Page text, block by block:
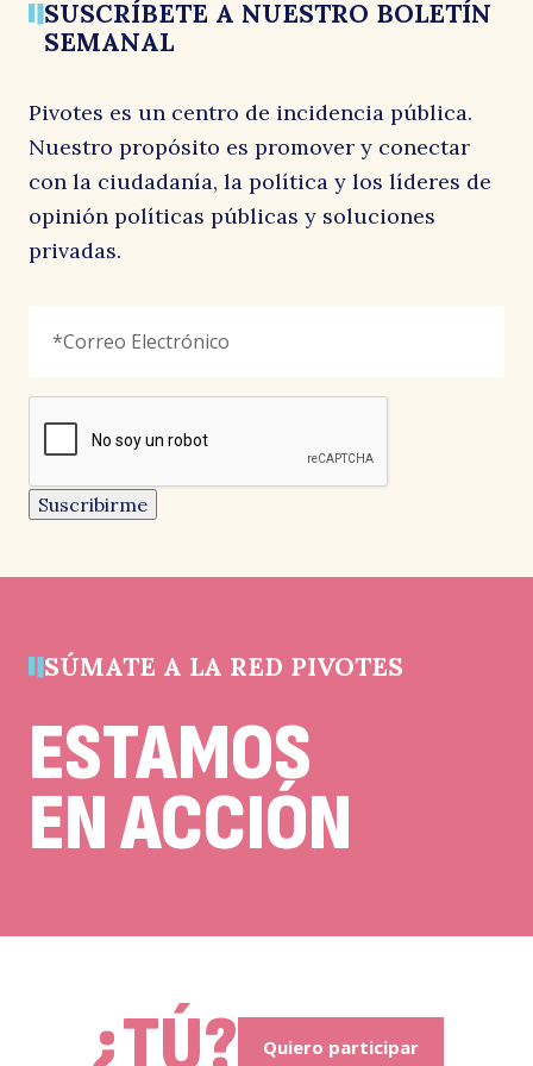
SUSCRÍBETE A NUESTRO BOLETÍN
SEMANAL
señala
campo
un
campo
de
debe
Electrónico *
reCAPTCHA
Suscribirme
Pivotes es un centro de incidencia pública.
Nuestro propósito es promover y conectar
con la ciudadanía, la política y los líderes de
opinión políticas públicas y soluciones
privadas.
SÚMATE A LA RED PIVOTES
ESTAMOS
EN ACCIÓN
Quiero participar